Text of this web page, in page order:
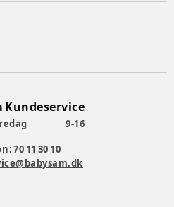
Kundeservice
9-16
70 11 30 10